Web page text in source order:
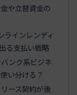
や立替資金の
ラインレンディ
る支払い戦略
ンク系ビジネ
い分ける？
ース契約が後